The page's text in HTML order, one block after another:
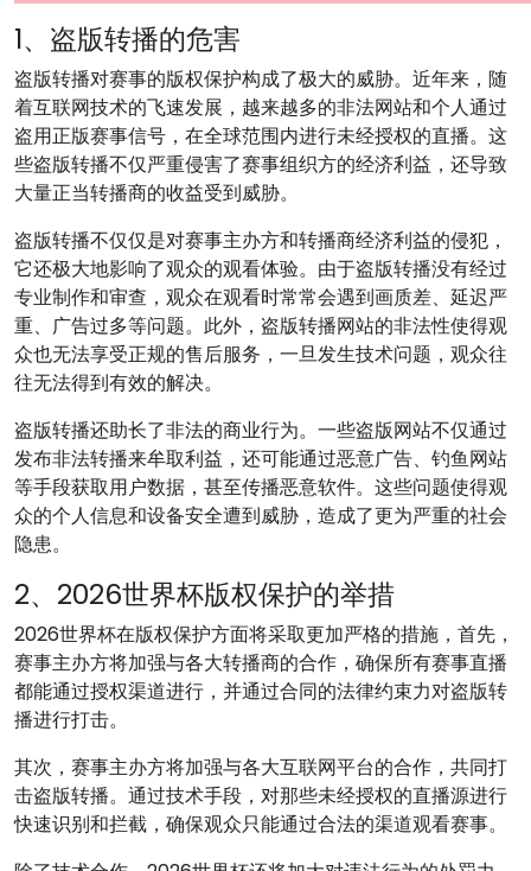
1、盗版转播的危害
盗版转播对赛事的版权保护构成了极大的威胁。近年来，随
着互联网技术的飞速发展，越来越多的非法网站和个人通过
盗用正版赛事信号，在全球范围内进行未经授权的直播。这
些盗版转播不仅严重侵害了赛事组织方的经济利益，还导致
大量正当转播商的收益受到威胁。
盗版转播不仅仅是对赛事主办方和转播商经济利益的侵犯，
它还极大地影响了观众的观看体验。由于盗版转播没有经过
专业制作和审查，观众在观看时常常会遇到画质差、延迟严
重、广告过多等问题。此外，盗版转播网站的非法性使得观
众也无法享受正规的售后服务，一旦发生技术问题，观众往
往无法得到有效的解决。
盗版转播还助长了非法的商业行为。一些盗版网站不仅通过
发布非法转播来牟取利益，还可能通过恶意广告、钓鱼网站
等手段获取用户数据，甚至传播恶意软件。这些问题使得观
众的个人信息和设备安全遭到威胁，造成了更为严重的社会
隐患。
2、2026世界杯版权保护的举措
2026世界杯在版权保护方面将采取更加严格的措施，首先，
赛事主办方将加强与各大转播商的合作，确保所有赛事直播
都能通过授权渠道进行，并通过合同的法律约束力对盗版转
播进行打击。
其次，赛事主办方将加强与各大互联网平台的合作，共同打
击盗版转播。通过技术手段，对那些未经授权的直播源进行
快速识别和拦截，确保观众只能通过合法的渠道观看赛事。